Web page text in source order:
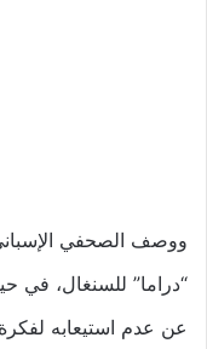
ووصف الصحفي
“دراما” للسنغال، في
عن عدم استيعابه